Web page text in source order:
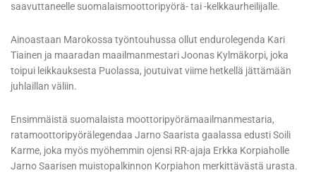
saavuttaneelle suomalaismoottoripyörä- tai -kelkkaurheilijalle.
Ainoastaan Marokossa työntouhussa ollut endurolegenda Kari
Tiainen ja maaradan maailmanmestari Joonas Kylmäkorpi, joka
toipui leikkauksesta Puolassa, joutuivat viime hetkellä jättämään
juhlaillan väliin.
Ensimmäistä suomalaista moottoripyörämaailmanmestaria,
ratamoottoripyörälegendaa Jarno Saarista gaalassa edusti Soili
Karme, joka myös myöhemmin ojensi RR-ajaja Erkka Korpiaholle
Jarno Saarisen muistopalkinnon Korpiahon merkittävästä urasta.